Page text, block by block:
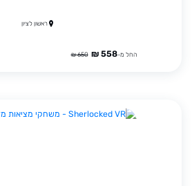
ראשון לציון
החל מ-558 ₪
650 ₪